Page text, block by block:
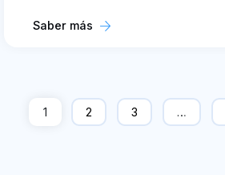
Saber más
1 2 3 …